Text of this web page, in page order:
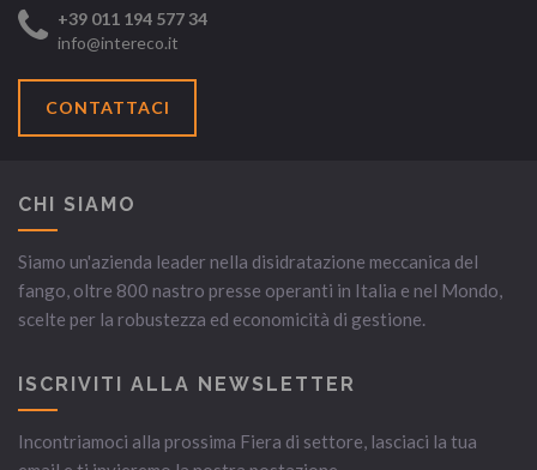
+39 011 194 577 34
info@intereco.it
CONTATTACI
CHI SIAMO
Siamo un'azienda leader nella disidratazione meccanica del
fango, oltre 800 nastro presse operanti in Italia e nel Mondo,
scelte per la robustezza ed economicità di gestione.
ISCRIVITI ALLA NEWSLETTER
Incontriamoci alla prossima Fiera di settore, lasciaci la tua